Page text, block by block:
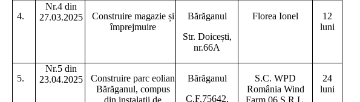
4.
Nr.4 din
27.03.2025
Construire magazie și
împrejmuire
Bărăganul
Str. Doicești,
nr.66A
Florea Ionel
12
luni
5.
Nr.5 din
23.04.2025
Construire parc eolian
Bărăganul, compus
din instalații de
Bărăganul
C.F.75642,
S.C. WPD
România Wind
Farm 06 S.R.L.
24
luni